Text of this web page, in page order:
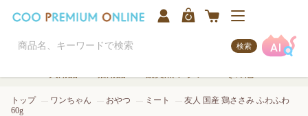
検索
トップ ワンちゃん おやつ ミート
友人 国産 鶏ささみ ふわふわ
60g